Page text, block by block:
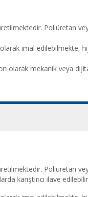
imal edilebilmekte,
olarak mekanik veya
Poliüretan
karıştırıcı ilave